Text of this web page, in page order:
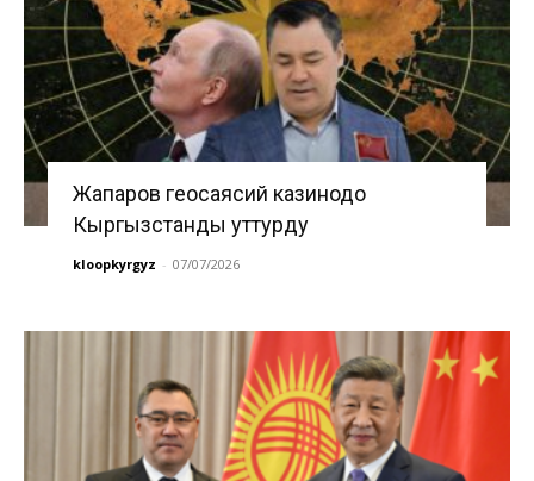
Жапаров геосаясий казинодо
Кыргызстанды уттурду
kloopkyrgyz - 07/07/2026